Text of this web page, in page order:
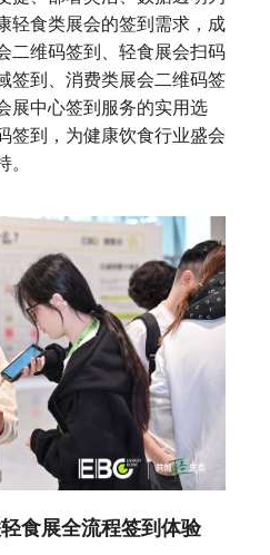
轻食类展会的签到需求，成
二维码签到、轻食展会扫码
签到、消费类展会二维码签
展中心签到服务的实用选
签到，为健康饮食行业盛会
。
食展全流程签到体验